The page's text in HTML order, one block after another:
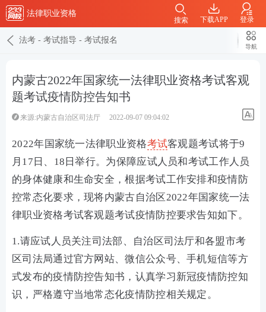
法律职业资格
下载APP 登录
搜索
法考 - 考试指导 - 考试报名
导航
内蒙古2022年国家统一法律职业资格考试客观
题考试疫情防控告知书
来源:内蒙古自治区司法厅 2022-09-07 09:04:02
2022年国家统一法律职业资格考试客观题考试将于9
月17日、18日举行。为保障应试人员和考试工作人员
的身体健康和生命安全，根据考试工作安排和疫情防
控常态化要求，现将内蒙古自治区2022年国家统一法
律职业资格考试客观题考试疫情防控要求告知如下。
1.请应试人员关注司法部、自治区司法厅和各盟市考
区司法局通过官方网站、微信公众号、手机短信等方
式发布的疫情防控告知书，认真学习新冠疫情防控知
识，严格遵守当地常态化疫情防控相关规定。